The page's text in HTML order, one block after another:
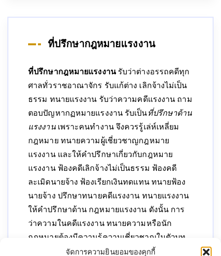
จัดการความยินยอมของคุกกี้
ที่ปรึกษากฎหมายแรงงาน
ที่ปรึกษากฎหมายแรงงานรับว่าต่างอรรถคดีทุก
ศาลทั่วราชอาณาจักร รับแก้ต่าง เลิกจ้างไม่เป็น
ธรรม ทนายแรงงาน รับว่าความคดีแรงงาน ถาม
ตอบปัญหากฏหมายแรงงาน รับเป็นที่ปรึกษาด้าน
แรงงานเพราะคนทำงาน จึงควรรู้เล่ห์เหลี่ยม
กฎหมาย ทนายความผู้เชี่ยวชาญกฎหมาย
แรงงาน และให้คำปรึกษาเกี่ยวกับกฎหมาย
แรงงาน ฟ้องคดีเลิกจ้างไม่เป็นธรรม ฟ้องคดี
ละเมิดนายจ้าง ฟ้องเรียกเงินทดแทน ทนายฟ้อง
นายจ้าง ปรึกษาทนายคดีแรงงาน ทนายแรงงาน
ให้คำปรึกษาด้าน กฎหมายแรงงาน ดังนั้น การ
ว่าความในคดีแรงงาน ทนายความหรือนัก
กฎหมายต้องมีความรู้ความเชี่ยวชาญในตัวบท
กฎหมาย ต้องที่นี่ที่เดียว ที่ปรึกาากฎหมาย